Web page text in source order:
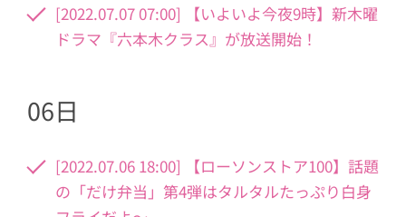
[2022.07.07 07:00] 【いよいよ今夜9時】新木曜
ドラマ『六本木クラス』が放送開始！
06日
[2022.07.06 18:00] 【ローソンストア100】話題
の「だけ弁当」第4弾はタルタルたっぷり白身